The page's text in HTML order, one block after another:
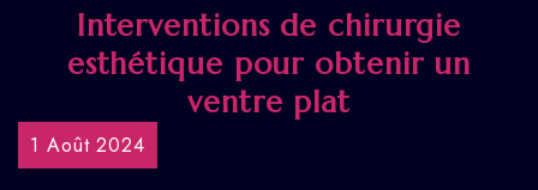
Interventions de chirurgie
esthétique pour obtenir un
ventre plat
1 Août 2024